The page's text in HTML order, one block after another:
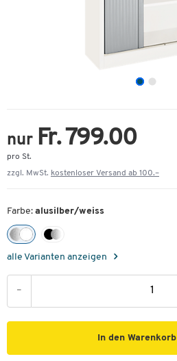
nur Fr. 799.00
pro St.
zzgl. MwSt. kostenloser Versand ab 100.–
Farbe: alusilber/weiss
alle Varianten anzeigen
-
In den Warenkorb